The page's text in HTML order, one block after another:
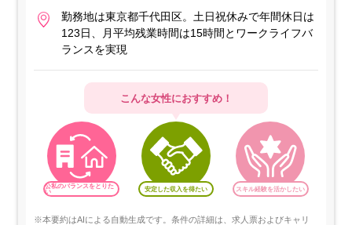
勤務地は東京都千代田区。土日祝休みで年間休日は
123日、月平均残業時間は15時間とワークライフバ
ランスを実現
こんな女性におすすめ！
公私のバランスをとりた
い 安定した収入を得たい スキル経験を活かしたい
※本要約はAIによる自動生成です。条件の詳細は、求人票およびキャリ